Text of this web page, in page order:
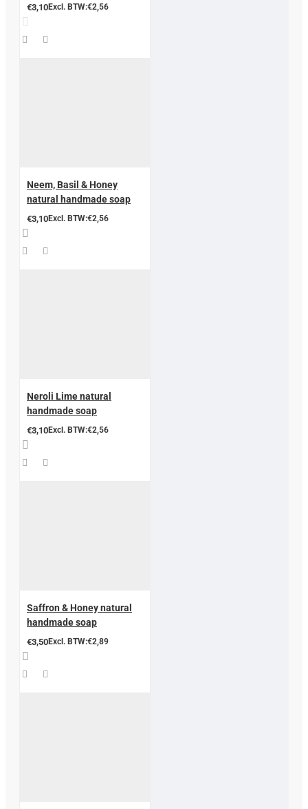
€3,10Excl. BTW:€2,56
Neem, Basil & Honey
natural handmade soap
€3,10Excl. BTW:€2,56
Neroli Lime natural
handmade soap
€3,10Excl. BTW:€2,56
Saffron & Honey natural
handmade soap
€3,50Excl. BTW:€2,89